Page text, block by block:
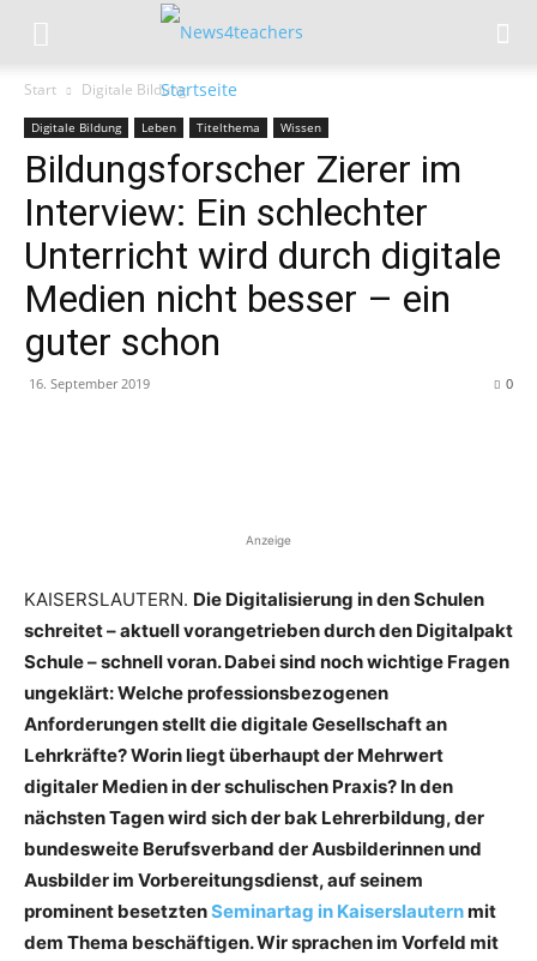
Start Digitale Bildung
Digitale Bildung Leben Titelthema Wissen
Bildungsforscher Zierer im
Interview: Ein schlechter
Unterricht wird durch digitale
Medien nicht besser – ein
guter schon
16. September 2019 0
Anzeige
KAISERSLAUTERN. Die Digitalisierung in den Schulen
schreitet – aktuell vorangetrieben durch den Digitalpakt
Schule – schnell voran. Dabei sind noch wichtige Fragen
ungeklärt: Welche professionsbezogenen
Anforderungen stellt die digitale Gesellschaft an
Lehrkräfte? Worin liegt überhaupt der Mehrwert
digitaler Medien in der schulischen Praxis? In den
nächsten Tagen wird sich der bak Lehrerbildung, der
bundesweite Berufsverband der Ausbilderinnen und
Ausbilder im Vorbereitungsdienst, auf seinem
prominent besetztenSeminartag in Kaiserslauternmit
dem Thema beschäftigen. Wir sprachen im Vorfeld mit